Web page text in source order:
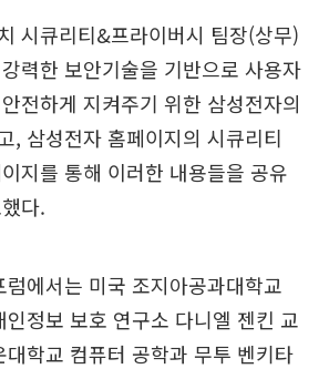
시큐리티&프라이버시 팀장(상무)
력한 보안기술을 기반으로 사용자
전하게 지켜주기 위한 삼성전자의
, 삼성전자 홈페이지의 시큐리티
지를 통해 이러한 내용들을 공유
다.
에서는 미국 조지아공과대학교
정보 보호 연구소 다니엘 젠킨 교
학교 컴퓨터 공학과 무투 벤키타